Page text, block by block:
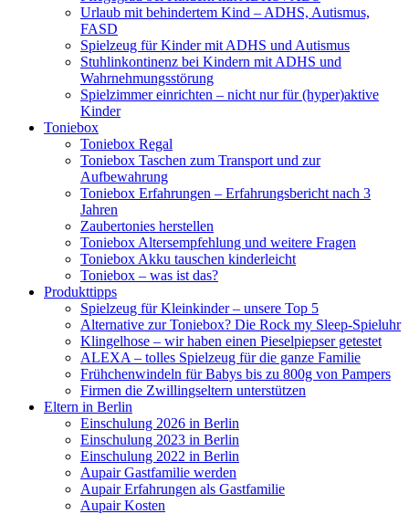
Urlaub mit behindertem Kind – ADHS, Autismus,
FASD
Spielzeug für Kinder mit ADHS und Autismus
Stuhlinkontinenz bei Kindern mit ADHS und
Wahrnehmungsstörung
Spielzimmer einrichten – nicht nur für (hyper)aktive
Kinder
Toniebox
Toniebox Regal
Toniebox Taschen zum Transport und zur
Aufbewahrung
Toniebox Erfahrungen – Erfahrungsbericht nach 3
Jahren
Zaubertonies herstellen
Toniebox Altersempfehlung und weitere Fragen
Toniebox Akku tauschen kinderleicht
Toniebox – was ist das?
Produkttipps
Spielzeug für Kleinkinder – unsere Top 5
Alternative zur Toniebox? Die Rock my Sleep-Spieluhr
Klingelhose – wir haben einen Pieselpiepser getestet
ALEXA – tolles Spielzeug für die ganze Familie
Frühchenwindeln für Babys bis zu 800g von Pampers
Firmen die Zwillingseltern unterstützen
Eltern in Berlin
Einschulung 2026 in Berlin
Einschulung 2023 in Berlin
Einschulung 2022 in Berlin
Aupair Gastfamilie werden
Aupair Erfahrungen als Gastfamilie
Aupair Kosten